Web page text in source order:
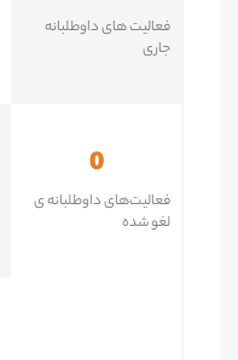
فعالیت های داوطلبانه
جاری
0
فعالیت‌های داوطلبانه ی
لغو شده